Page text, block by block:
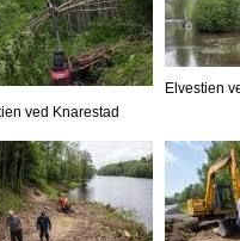
ved Knarestad
Elvestien